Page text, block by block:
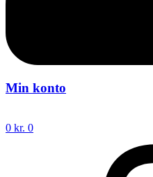
Min konto
0 kr. 0